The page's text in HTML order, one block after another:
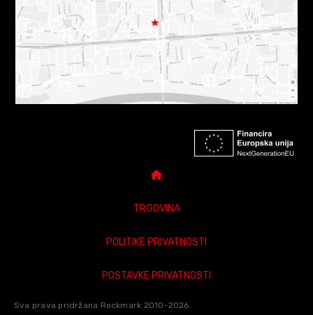
TRGOVINA
POLITIKE PRIVATNOSTI
POSTAVKE PRIVATNOSTI
Sva prava pridržana Rockmark 2010-2026.